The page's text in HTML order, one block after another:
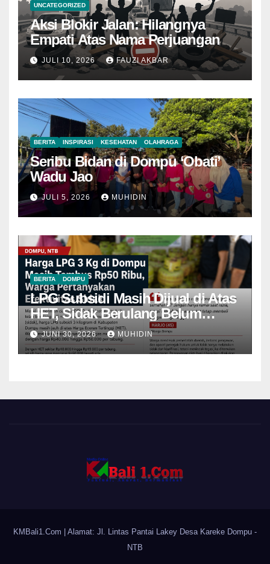
UNCATEGORIZED
Aksi Blokir Jalan: Hilangnya
Empati Atas Nama Perjuangan
JULI 10, 2026 FAUZI AKBAR
BERITA INSPIRASI KESEHATAN OLAHRAGA
Seribu Bidan di Dompu ‘Obati’
Wadu Jao
JULI 5, 2026 MUHIDIN
BERITA DOMPU
LPG Subsidi Masih Dijual di Atas
HET, Sidak Berulang Belum
Mampu Menekan Harga
JUNI 30, 2026 MUHIDIN
KMBali1.Com
| Alamat: Jl. Lintas Pantai Lakey Desa Kareke Dompu -
NTB